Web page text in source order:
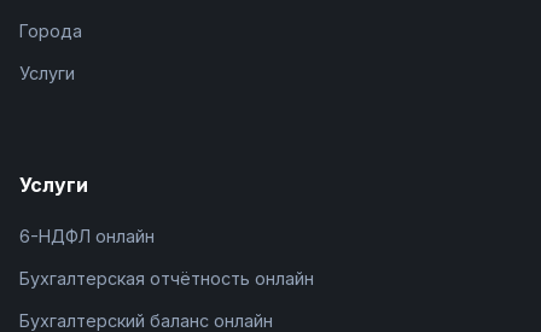
Города
Услуги
Услуги
6-НДФЛ онлайн
Бухгалтерская отчётность онлайн
Бухгалтерский баланс онлайн